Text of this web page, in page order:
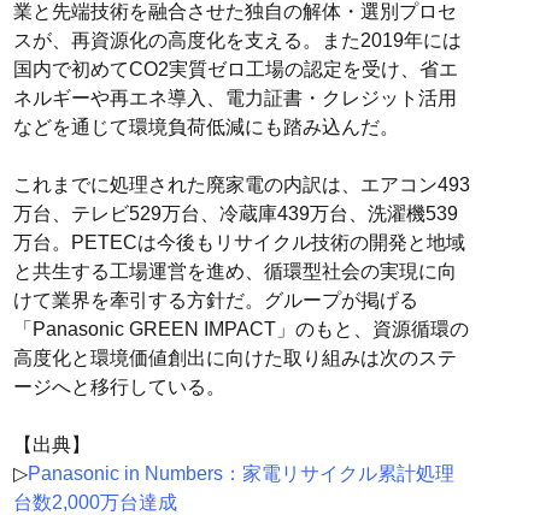
業と先端技術を融合させた独自の解体・選別プロセ
スが、再資源化の高度化を支える。また2019年には
国内で初めてCO2実質ゼロ工場の認定を受け、省エ
ネルギーや再エネ導入、電力証書・クレジット活用
などを通じて環境負荷低減にも踏み込んだ。
これまでに処理された廃家電の内訳は、エアコン493
万台、テレビ529万台、冷蔵庫439万台、洗濯機539
万台。PETECは今後もリサイクル技術の開発と地域
と共生する工場運営を進め、循環型社会の実現に向
けて業界を牽引する方針だ。グループが掲げる
「Panasonic GREEN IMPACT」のもと、資源循環の
高度化と環境価値創出に向けた取り組みは次のステ
ージへと移行している。
【出典】
▷Panasonic in Numbers：家電リサイクル累計処理
台数2,000万台達成